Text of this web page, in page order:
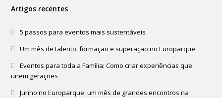
Artigos recentes
5 passos para eventos mais sustentáveis
Um mês de talento, formação e superação no Europarque
Eventos para toda a Família: Como criar experiências que
unem gerações
Junho no Europarque: um mês de grandes encontros na